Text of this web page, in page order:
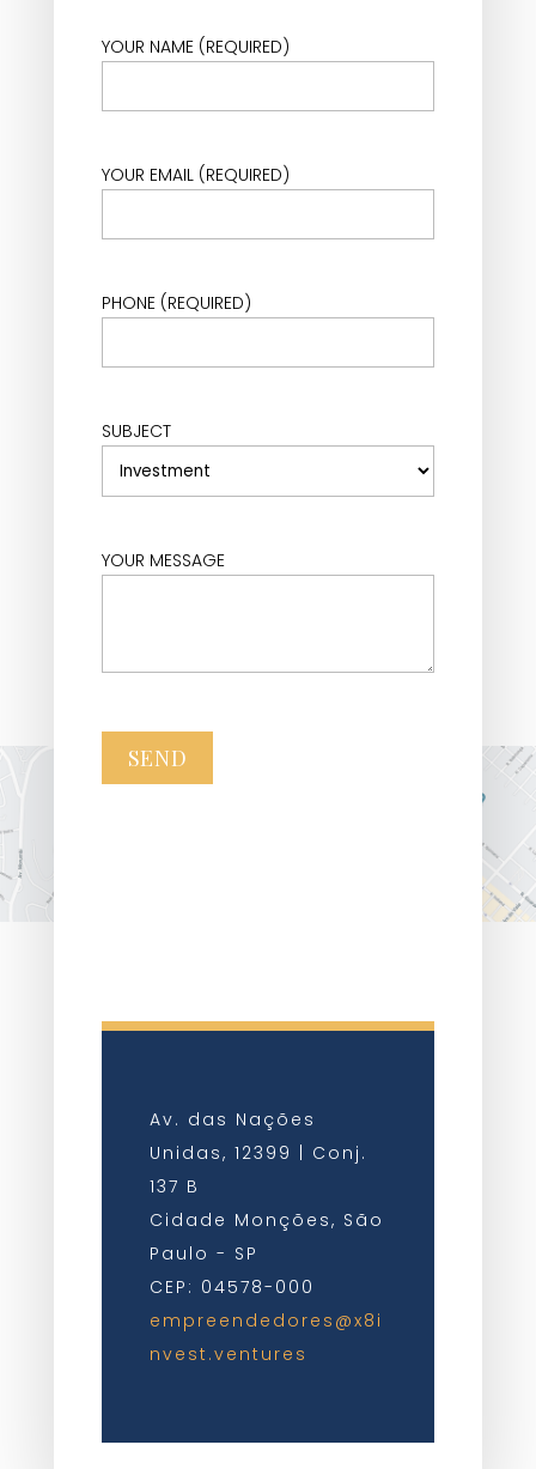
YOUR NAME (REQUIRED)
YOUR EMAIL (REQUIRED)
PHONE (REQUIRED)
SUBJECT
YOUR MESSAGE
Av. das Nações
Unidas, 12399 | Conj.
137 B
Cidade Monções, São
Paulo - SP
CEP: 04578-000
empreendedores@x8i
nvest.ventures